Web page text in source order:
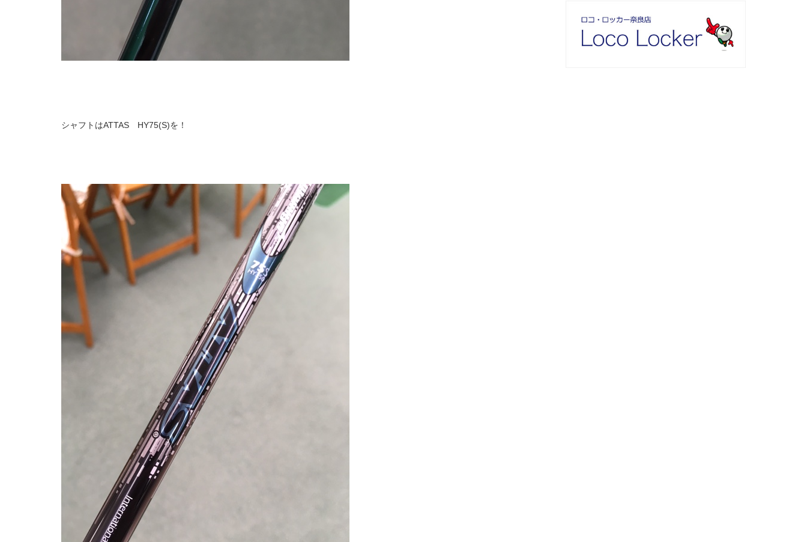
シャフトはATTAS HY75(S)を！